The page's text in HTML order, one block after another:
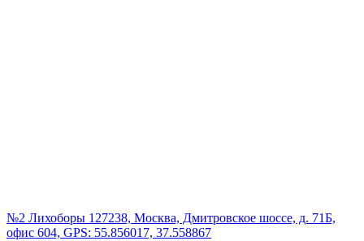
№2 Лихоборы 127238, Москва, Дмитровское шоссе, д. 71Б,
офис 604, GPS: 55.856017, 37.558867